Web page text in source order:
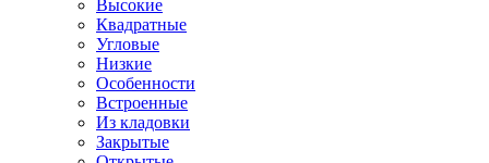
Высокие
Квадратные
Угловые
Низкие
Особенности
Встроенные
Из кладовки
Закрытые